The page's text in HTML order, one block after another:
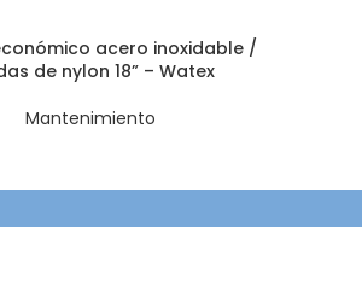
acero inoxidable /
de nylon 18” – Watex
Mantenimiento